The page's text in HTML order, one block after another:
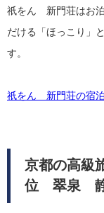
祇をん 新門荘はお泊
だける「ほっこり」
す。
祇をん 新門荘の宿
京都の高級
位 翠泉 静